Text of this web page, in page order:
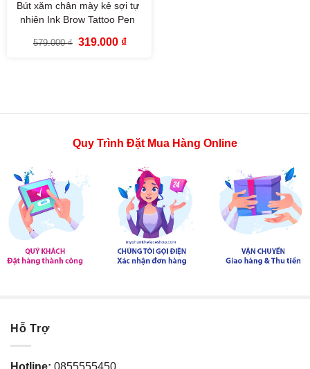
Bút xăm chân mày kẻ sợi tự
nhiên Ink Brow Tattoo Pen
579.000₫ Giá
319.000 ₫Giá
Quy Trình Đặt Mua Hàng Online
Hỗ Trợ
Hotline: 0855555450